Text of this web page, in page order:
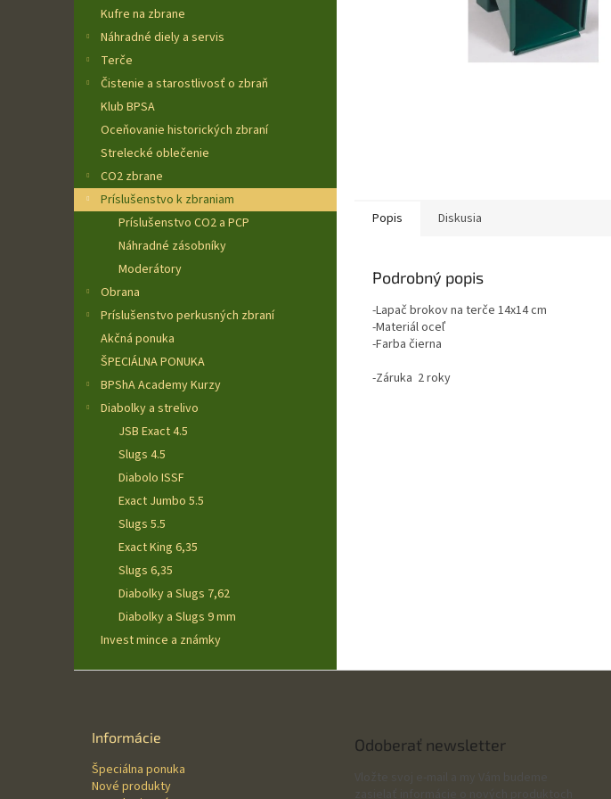
Kufre na zbrane
Náhradné diely a servis
Terče
Čistenie a starostlivosť o zbraň
Klub BPSA
Oceňovanie historických zbraní
Strelecké oblečenie
CO2 zbrane
Príslušenstvo k zbraniam
Príslušenstvo CO2 a PCP
Náhradné zásobníky
Moderátory
Obrana
Príslušenstvo perkusných zbraní
Akčná ponuka
ŠPECIÁLNA PONUKA
BPShA Academy Kurzy
Diabolky a strelivo
JSB Exact 4.5
Slugs 4.5
Diabolo ISSF
Exact Jumbo 5.5
Slugs 5.5
Exact King 6,35
Slugs 6,35
Diabolky a Slugs 7,62
Diabolky a Slugs 9 mm
Invest mince a známky
Popis Diskusia
Podrobný popis
-Lapač brokov na terče 14x14 cm
-Materiál oceľ
-Farba čierna
-Záruka 2 roky
Informácie
Špeciálna ponuka
Nové produkty
Odoberať newsletter